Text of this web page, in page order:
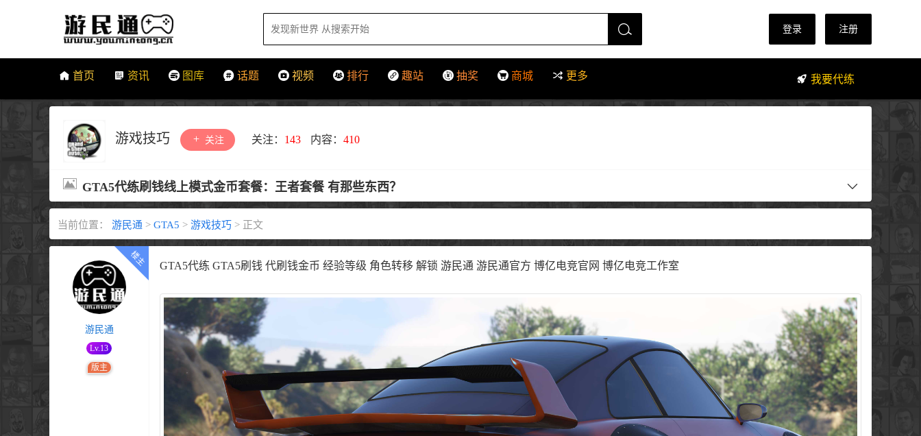
登录 注册
首页 资讯 图库 话题 视频 排行 趣站 抽奖 商城 更多 我要代练
游戏技巧 关注 关注： 143 内容： 410
GTA5代练刷钱线上模式金币套餐：王者套餐 有那些东西？
当前位置： 游民通 > GTA5 > 游戏技巧 > 正文
游民通
Lv.13
版主
GTA5代练 GTA5刷钱 代刷钱金币 经验等级 角色转移 解锁 游民通 游民通官方 博亿电竞官网 博亿电竞工作室